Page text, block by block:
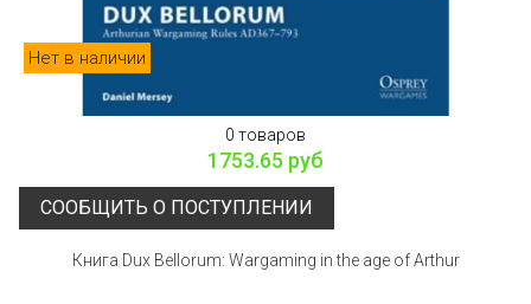
Нет в наличии
0 товаров
1753.65 руб
СООБЩИТЬ О ПОСТУПЛЕНИИ
Книга Dux Bellorum: Wargaming in the age of Arthur